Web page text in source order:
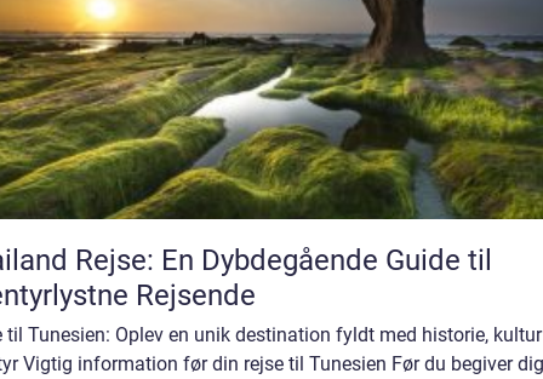
Rejse: En Dybdegående Guide til
Rejsende
til Tunesien: Oplev en unik destination fyldt med historie,
Vigtig information før din rejse til Tunesien Før du begiver